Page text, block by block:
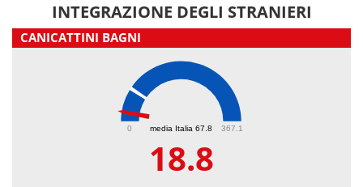
INTEGRAZIONE DEGLI STRANIERI
CANICATTINI BAGNI
media Italia 67.8
0 367.1
18.8